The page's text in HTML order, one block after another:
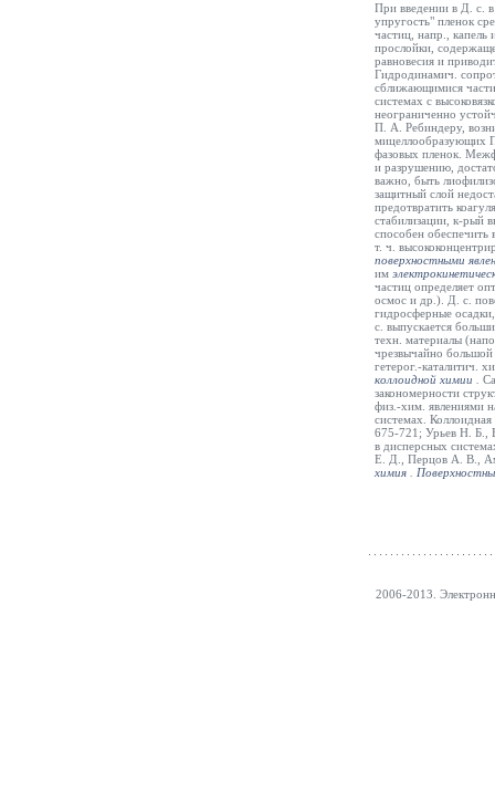
При введении в Д. с.
упругость" пленок
частиц, напр.,
прослойки,
равновесия и
Гидродинамич.
сближающимися
системах с
неограниченно
П. А. Ребиндеру,
мицеллообразующих
фазовых пленок.
и разрушению,
важно, быть
защитный слой
предотвратить
стабилизации, к-рый
способен
т. ч.
поверхностными
им
частиц определяет
осмос и др.). Д. с.
гидросферные
с. выпускается
техн. материалы
чрезвычайно большой
гетерог.-каталитич.
коллоидной химии
закономерности
физ.-хим. явлениями
системах.
675-721; Урьев Н. Б.,
в дисперсных
Е. Д., Перцов А. В.,
химия
2006-2013.